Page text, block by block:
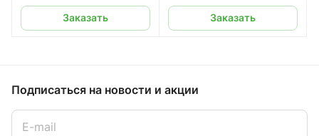
Заказать Заказать
Подписаться на новости и акции